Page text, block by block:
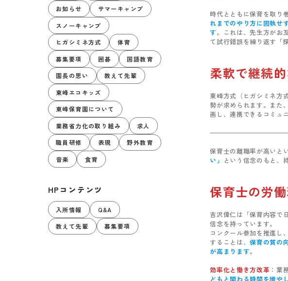
お知らせ サマーキャンプ
スノーキャンプ
ヒガシミネ方式 体育
募集要項 囲碁 国語教育
園長の思い 教えて先輩
東峰エコキッズ
東峰保育園について
業務省力化の取り組み 求人
職員研修 表現 野外教育
音楽 食育
HPコンテンツ
入所情報 Q&A
教えて先輩 募集要項
時代とともに保育を取り
れまでのやり方に固執せ
す。これは、先生方がお
て試行錯誤を繰り返す「
柔軟で継続
東峰方式（ヒガシミネ方
勢が求められます。また
画し、連携できるコミュ
保育士の離職率が高いと
い」
という信念のもと、
保育士の労
吉沢偉仁は「保育内容で
信念を持っています。
コンクール参加を推進し
することは、保育の質の
が高まります。
効率化と働き方改革 ：業
どもと関わる時間を増や